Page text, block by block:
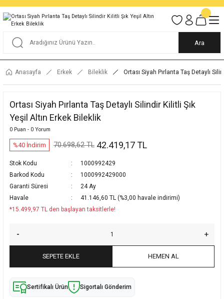
Tüm Alışverişlerde KARGO BEDAVA
Garantili Ve Sigortalı Kargo
Ankara İçi Elden Teslimat İmkanı
24/7 Müşteri Destek Hizmeti
40 Yıllık Güvenin Adresi
Ara
Anasayfa Erkek Bileklik Ortası Siyah Pırlanta Taş Detaylı
Ortası Siyah Pırlanta Taş Detaylı Silindir Kilitli Şık
Yeşil Altın Erkek Bileklik
0 Puan - 0 Yorum
%40 İndirim 70.698,62 TL 42.419,17 TL
Stok Kodu
1000992429
Barkod Kodu
1000992429000
Garanti Süresi
24 Ay
Havale
41.146,60 TL (%3,00 havale indirimi)
*15.499,97 TL den başlayan taksitlerle!
SEPETE EKLE HEMEN AL
Sertifikalı Ürün Sigortalı Gönderim